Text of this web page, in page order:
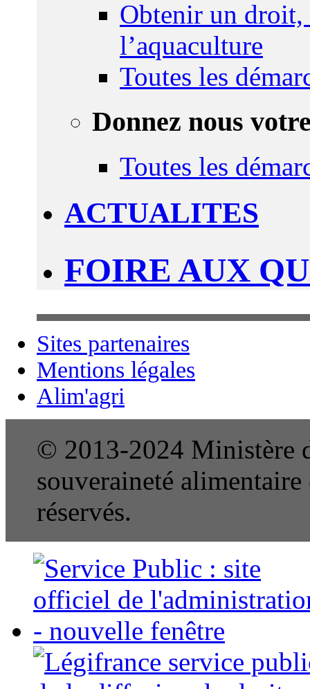
Obtenir un droit,
l’aquaculture
Toutes les
Donnez nous
Toutes les
ACTUALITES
FOIRE AUX
Sites partenaires
Mentions légales
Alim'agri
© 2013-2024 Ministère
souveraineté
réservés.